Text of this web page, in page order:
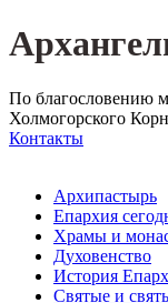
По благословению
Холмогорского
Контакты
Архипастырь
Епархия
Храмы и
Духовенство
История
Святые и